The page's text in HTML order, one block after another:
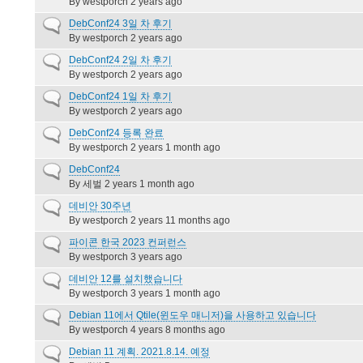
Normal
topic
DebConf24 3일 차 후기
By westporch 2 years ago
Normal
topic
DebConf24 2일 차 후기
By westporch 2 years ago
Normal
topic
DebConf24 1일 차 후기
By westporch 2 years ago
Normal
topic
DebConf24 등록 완료
By westporch 2 years 1 month ago
Normal
topic
DebConf24
By 세벌 2 years 1 month ago
Normal
topic
데비안 30주년
By westporch 2 years 11 months ago
Normal
topic
파이콘 한국 2023 컨퍼런스
By westporch 3 years ago
Normal
topic
데비안 12를 설치했습니다
By westporch 3 years 1 month ago
Normal
topic
Debian 11에서 Qtile(윈도우 매니저)을 사용하고 있습니다
By westporch 4 years 8 months ago
NormalDebian 11 계획. 2021.8.14. 예정